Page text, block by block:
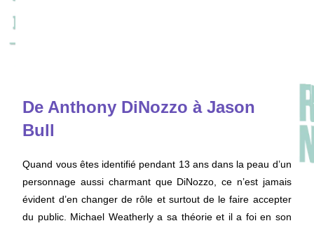
De Anthony DiNozzo à Jason
Bull
Quand vous êtes identifié pendant 13 ans dans la peau d’un
personnage aussi charmant que DiNozzo, ce n’est jamais
évident d’en changer de rôle et surtout de le faire accepter
du public. Michael Weatherly a sa théorie et il a foi en son